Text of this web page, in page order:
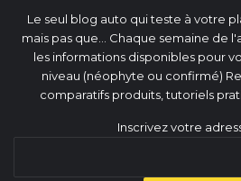
Le seul blog auto qui teste à votre
mais pas que... Chaque semaine de
les informations disponibles pour
niveau (néophyte ou confirmé)
comparatifs produits, tutoriels
Inscrivez votre